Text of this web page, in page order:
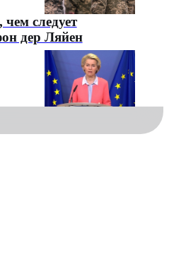
чем следует
дер Ляйен